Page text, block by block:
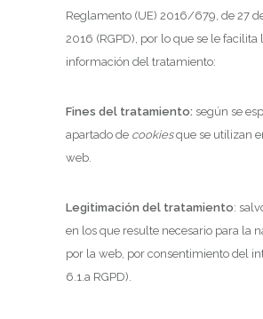
Reglamento (UE) 2016/679, de 27
2016 (RGPD), por lo que se le facilita
información del tratamiento:
Fines del tratamiento: según se
apartado de cookiesque se utilizan
web.
Legitimación del tratamiento:
en los que resulte necesario para la
por la web, por consentimiento del
6.1.a RGPD).